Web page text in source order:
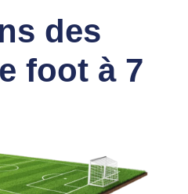
des
foot à 7